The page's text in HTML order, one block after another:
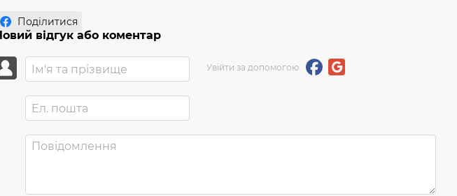
Поділитися
відгук або коментар
Увійти за допомогою